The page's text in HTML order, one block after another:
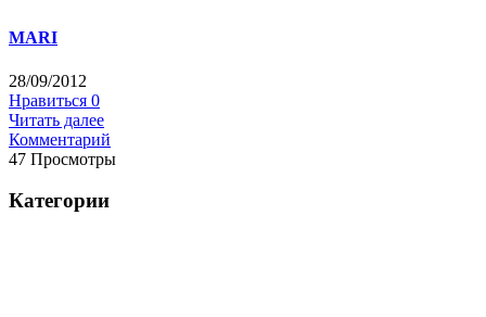
MARI
28/09/2012
Нравиться 0
Читать далее
Комментарий
47 Просмотры
Категории